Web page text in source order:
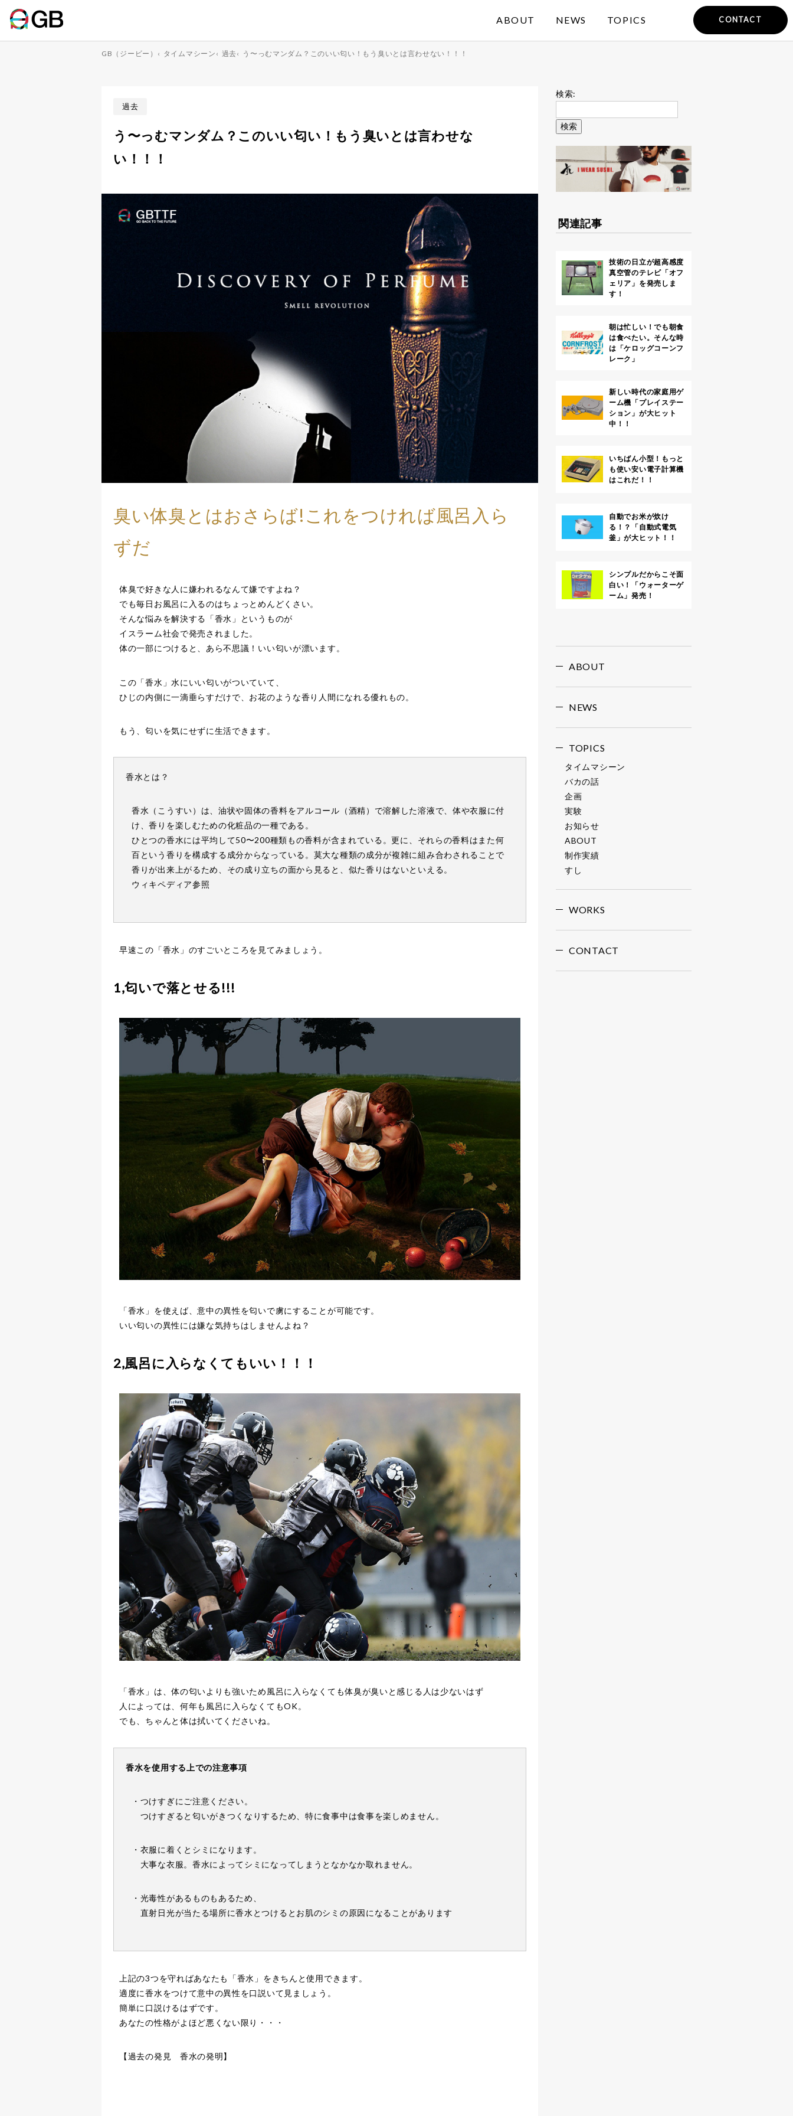
ABOUT NEWS TOPICS CONTACT
GB（ジービー） ‹ タイムマシーン ‹ 過去‹ う〜っむマンダム？このいい匂い！もう臭いとは言わせない！！！
過去
う〜っむマンダム？このいい匂い！もう臭いとは言わせな
い！！！
臭い体臭とはおさらば!これをつければ風呂入ら
ずだ
体臭で好きな人に嫌われるなんて嫌ですよね？
でも毎日お風呂に入るのはちょっとめんどくさい。
そんな悩みを解決する「香水」というものが
イスラーム社会で発売されました。
体の一部につけると、あら不思議！いい匂いが漂います。
この「香水」水にいい匂いがついていて、
ひじの内側に一滴垂らすだけで、お花のような香り人間になれる優れもの。
もう、匂いを気にせずに生活できます。
香水とは？
香水（こうすい）は、油状や固体の香料をアルコール（酒精）で溶解した溶液で、体や衣服に付
け、香りを楽しむための化粧品の一種である。
ひとつの香水には平均して50〜200種類もの香料が含まれている。更に、それらの香料はまた何
百という香りを構成する成分からなっている。莫大な種類の成分が複雑に組み合わされることで
香りが出来上がるため、その成り立ちの面から見ると、似た香りはないといえる。
ウィキペディア参照
早速この「香水」のすごいところを見てみましょう。
1,匂いで落とせる!!!
「香水」を使えば、意中の異性を匂いで虜にすることが可能です。
いい匂いの異性には嫌な気持ちはしませんよね？
2,風呂に入らなくてもいい！！！
「香水」は、体の匂いよりも強いため風呂に入らなくても体臭が臭いと感じる人は少ないはず
人によっては、何年も風呂に入らなくてもOK。
でも、ちゃんと体は拭いてくださいね。
香水を使用する上での注意事項
・つけすぎにご注意ください。
つけすぎると匂いがきつくなりするため、特に食事中は食事を楽しめません。
・衣服に着くとシミになります。
大事な衣服。香水によってシミになってしまうとなかなか取れません。
・光毒性があるものもあるため、
直射日光が当たる場所に香水とつけるとお肌のシミの原因になることがあります
上記の3つを守ればあなたも「香水」をきちんと使用できます。
適度に香水をつけて意中の異性を口説いて見ましょう。
簡単に口説けるはずです。
あなたの性格がよほど悪くない限り・・・
【過去の発見 香水の発明】
検索:
関連記事
技術の日立が超高感度
真空管のテレビ「オフ
ェリア」を発売しま
す！
朝は忙しい！でも朝食
は食べたい。そんな時
は「ケロッグコーンフ
レーク」
新しい時代の家庭用ゲ
ーム機「プレイステー
ション」が大ヒット
中！！
いちばん小型！もっと
も使い安い電子計算機
はこれだ！！
自動でお米が炊け
る！？「自動式電気
釜」が大ヒット！！
シンプルだからこそ面
白い！「ウォーターゲ
ーム」発売！
ABOUT
NEWS
TOPICS
タイムマシーン
バカの話
企画
実験
お知らせ
ABOUT
制作実績
すし
WORKS
CONTACT